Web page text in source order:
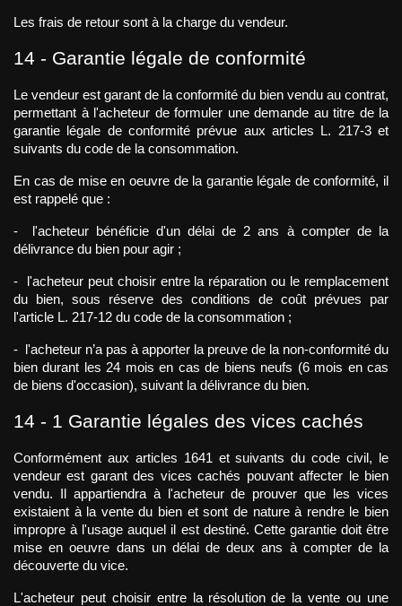
Les frais de retour sont à la charge du vendeur.
14 - Garantie légale de conformité
Le vendeur est garant de la conformité du bien vendu au contrat,
permettant à l'acheteur de formuler une demande au titre de la
garantie légale de conformité prévue aux articles L. 217-3 et
suivants du code de la consommation.
En cas de mise en oeuvre de la garantie légale de conformité, il
est rappelé que :
-  l'acheteur bénéficie d'un délai de 2 ans à compter de la
délivrance du bien pour agir ;
-  l'acheteur peut choisir entre la réparation ou le remplacement
du bien, sous réserve des conditions de coût prévues par
l'article L. 217-12 du code de la consommation ;
-  l'acheteur n’a pas à apporter la preuve de la non-conformité du
bien durant les 24 mois en cas de biens neufs (6 mois en cas
de biens d'occasion), suivant la délivrance du bien.
14 - 1 Garantie légales des vices cachés
Conformément aux articles 1641 et suivants du code civil, le
vendeur est garant des vices cachés pouvant affecter le bien
vendu. Il appartiendra à l'acheteur de prouver que les vices
existaient à la vente du bien et sont de nature à rendre le bien
impropre à l'usage auquel il est destiné. Cette garantie doit être
mise en oeuvre dans un délai de deux ans à compter de la
découverte du vice.
L'acheteur peut choisir entre la résolution de la vente ou une